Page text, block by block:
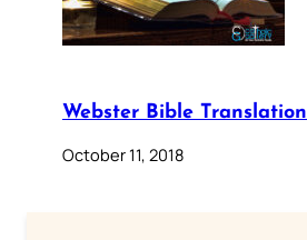
Webster Bible Translation
October 11, 2018